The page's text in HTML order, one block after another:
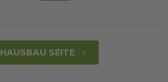
HAUSBAU SEITE 5